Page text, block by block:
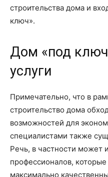
строительства дома и
ключ».
Дом «под
услуги
Примечательно, что в
строительство дома
возможностей для
специалистами также
Речь, в частности может
профессионалов,
максимально